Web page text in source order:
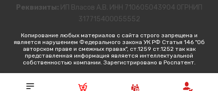
Реквизиты: ИП Власов А.В. ИНН 710605043904 ОГРНИП
317715400055552
Копирование любых материалов с сайта строго запрещена и
является нарушением Федерального закона УК РФ Статья 146 "Об
авторском праве и смежных правах", ст.1259 ст.1252 так как
представленная информация является интеллектуальной
собственностью компании. Зарегистрировано в Роспатент.